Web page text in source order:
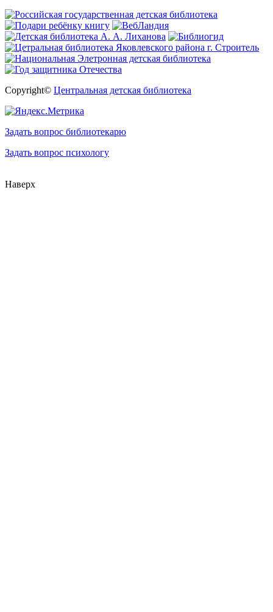
Copyright© Центральная детская библиотека
Задать вопрос библиотекарю
Задать вопрос психологу
Наверх